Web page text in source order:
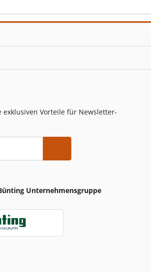
exklusiven Vorteile für Newsletter-
Unternehmensgruppe